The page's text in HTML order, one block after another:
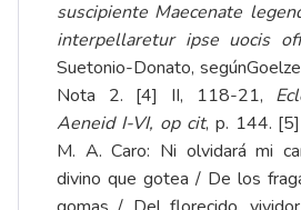
suscipiente Maecenate
interpellaretur ipse uocis
Suetonio-Donato,
Nota 2. [4] II, 118-21,
Aeneid I-VI, op cit, p. 144. [5]
M. A. Caro: Ni olvidará mi
divino que gotea / De los